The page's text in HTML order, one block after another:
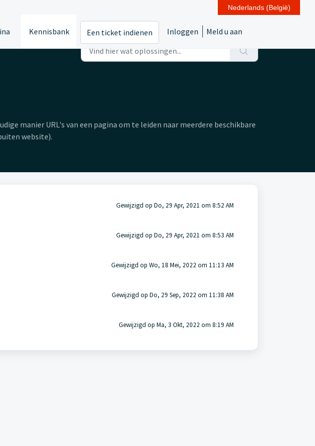
Kennisbank Een ticket indienen Inloggen
Meld u aan
manier URL's van een pagina om te leiden naar meerdere beschikbare
website).
Gewijzigd op Do, 29 Apr, 2021 om 8:52 AM
Gewijzigd op Do, 29 Apr, 2021 om 8:53 AM
Gewijzigd op Wo, 18 Mei, 2022 om 11:13 AM
Gewijzigd op Do, 29 Sep, 2022 om 11:38 AM
Gewijzigd op Ma, 3 Okt, 2022 om 8:19 AM
Nederlands (België)